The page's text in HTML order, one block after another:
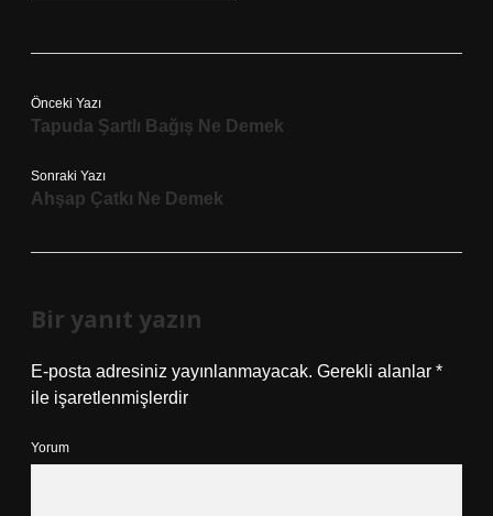
Önceki Yazı
Tapuda Şartlı Bağış Ne Demek
Sonraki Yazı
Ahşap Çatkı Ne Demek
Bir yanıt yazın
E-posta adresiniz yayınlanmayacak. Gerekli alanlar *
ile işaretlenmişlerdir
Yorum